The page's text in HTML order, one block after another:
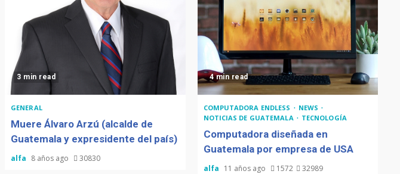
3 min read
GENERAL
Muere Álvaro Arzú (alcalde de
Guatemala y expresidente del país)
alfa 8 años ago 30830
4 min read
COMPUTADORA ENDLESS
NEWS
NOTICIAS DE GUATEMALA
TECNOLOGÍA
Computadora diseñada en
Guatemala por empresa de USA
alfa 11 años ago 1572 32989